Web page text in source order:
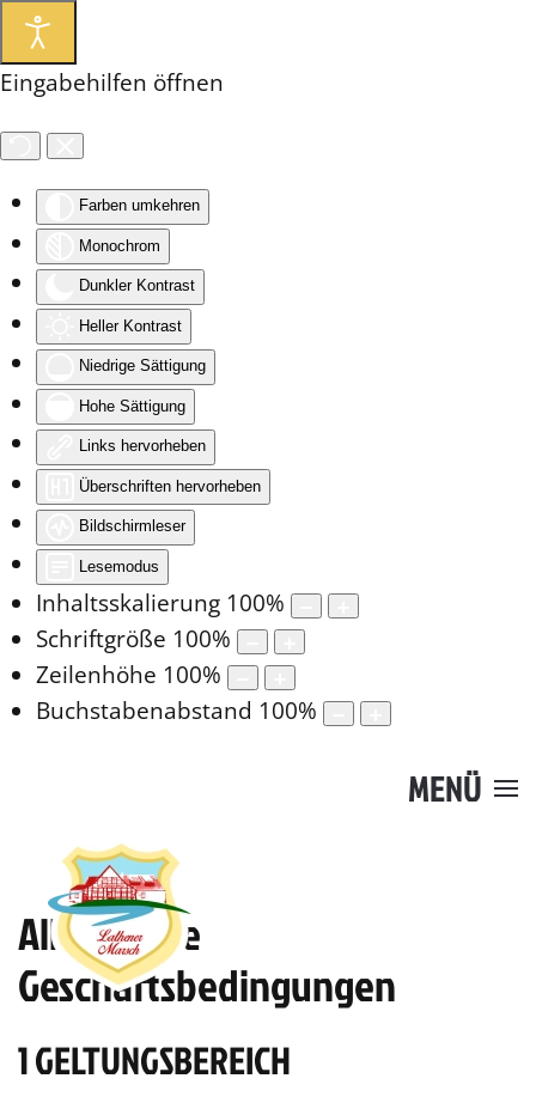
Eingabehilfen öffnen
Farben umkehren
Monochrom
Dunkler Kontrast
Heller Kontrast
Niedrige Sättigung
Hohe Sättigung
Links hervorheben
Überschriften hervorheben
Bildschirmleser
Lesemodus
Inhaltsskalierung 100%
Schriftgröße 100%
Zeilenhöhe 100%
Buchstabenabstand 100%
MENÜ
Allgemeine
Geschäftsbedingungen
1 GELTUNGSBEREICH